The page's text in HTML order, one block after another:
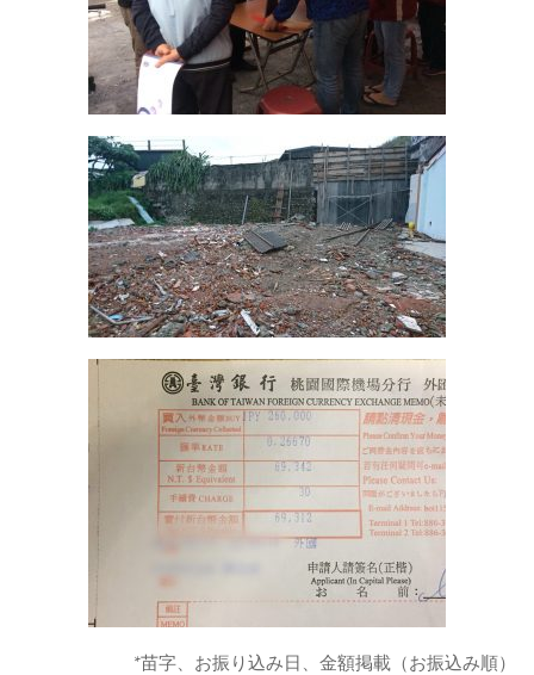
*苗字、お振り込み日、金額掲載（お振込み順）